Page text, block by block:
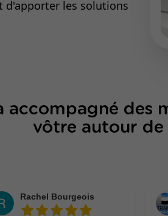
d'apporter les solutions
accompagné
vôtre autour de